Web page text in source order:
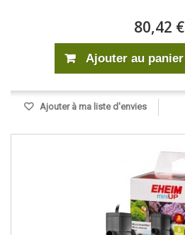
80,42 €
Ajouter au panier
Ajouter à ma liste d'envies